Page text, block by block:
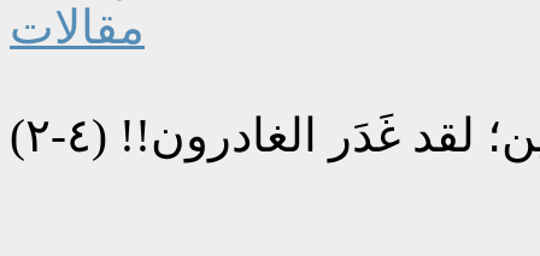
مقالات
غَدَر الغادرون!! (٤-٢)